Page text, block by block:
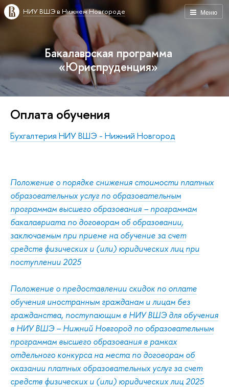
Меню
НИУ ВШЭ в Нижнем Новгороде
Бакалаврская программа
«Юриспруденция»
Оплата обучения
Бухгалтерия НИУ ВШЭ - Нижний Новгород
Положение о порядке снижения стоимости платных
образовательных услуг по образовательным
программам высшего образования – программам
бакалавриата по договорам об образовании,
заключаемым при приеме на обучение за счет
средств физических и (или) юридических лиц при
поступлении 2025
Положение о предоставлении скидок по оплате
обучения иностранным гражданам и лицам без
гражданства, поступающим в НИУ ВШЭ для обучения
в НИУ ВШЭ – Нижний Новгород по образовательным
программам высшего образования в рамках
отдельного конкурса на места по договорам об
оказании платных образовательных услуг за счет
средств физических и (или) юридических лиц 2025